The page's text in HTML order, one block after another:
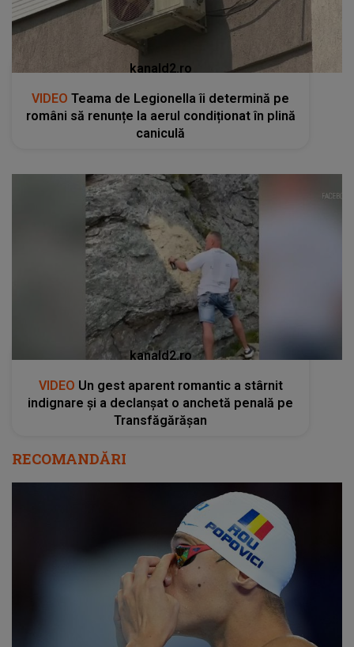
kanald2.ro
VIDEO Teama de Legionella îi determină pe
români să renunțe la aerul condiționat în plină
caniculă
kanald2.ro
VIDEO Un gest aparent romantic a stârnit
indignare și a declanșat o anchetă penală pe
Transfăgărășan
RECOMANDĂRI